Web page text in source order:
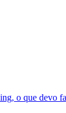
o que devo